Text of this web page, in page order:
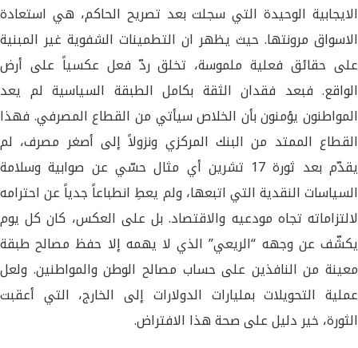
الايجابية الوحيدة التي سجلت بعد تصريح الحاكم، هي استعادة
الاسواق مرونتها. حيث يظهر ان التطمينات الشفوية غير المبنية
على حقائق فعلية ملموسة، تخلق ردّ فعل عكسياً على أرض
الواقع. فبعد فقدان الثقة بكامل الطبقة السياسية لم يعد
المواطنون يؤمنون بأن الخلاص سيأتي من القطاع المصرفي. فهذا
القطاع الممتد من البنك المركزي ونزولاً إلى أصغر مصرف، لم
يقدّم بعد ثورة 17 تشرين أي مثال حسّي عن صوابية وسلامة
السياسات النقدية التي اتبعها، ولم يعطِ انطباعاً جدياً عن احترامه
لالتزاماته تجاه مودعيه والاقتصاد. بل على العكس، كان كل يوم
يكشّف عن وجهه “الريعي” الذي لا يهمه إلا حفظ مصالح طبقة
معينة من النافذين على حساب مصالح الوطن والمواطنين. ولعل
عملية التحويلات بمليارات الدولارات إلى الخارج، التي أعقبت
الثورة، خير دليل على صحة هذا الافتراض.